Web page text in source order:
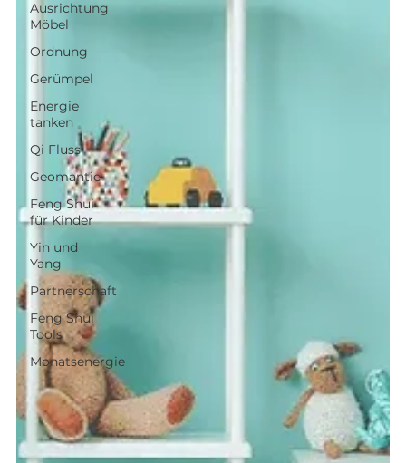
Ausrichtung
Möbel
Ordnung
Gerümpel
Energie
tanken
Qi Fluss
Geomantie
Feng Shui
für Kinder
Yin und
Yang
Partnerschaft
Feng Shui
Tools
Monatsenergie